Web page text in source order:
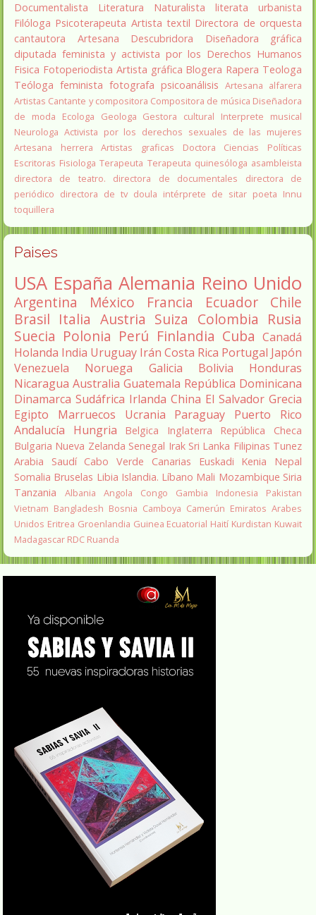
Documentalista
Literatura Naturalista literata
urbanista
Filóloga Psicoterapeuta Artista textil Directora de orquesta
cantautora
Artesana Descubridora
Diseñadora gráfica
diputada feminista y activista por los Derechos Humanos
Fisica Fotoperiodista Artista gráfica Blogera Rapera Teologa
Teóloga feminista fotografa psicoanálisis Artesana alfarera
Artistas Cantante y compositora Compositora de música Diseñadora
de moda
Ecologa Geologa Gestora cultural
Interprete musical
Neurologa Activista por los derechos sexuales de las mujeres
Artesana herrera
Artistas graficas
Doctora Ciencias Políticas
Escritoras Fisiologa Terapeuta Terapeuta quinesóloga asambleista
directora de teatro.
directora de documentales
directora de
periódico directora de tv doula intérprete de sitar poeta Innu
toquillera
Paises
USA España Alemania Reino Unido
Argentina México Francia Ecuador
Chile
Brasil Italia Austria Suiza Colombia Rusia
Suecia Polonia Perú Finlandia Cuba Canadá
Holanda India Uruguay Irán Costa Rica Portugal Japón
Venezuela
Noruega Galicia Bolivia
Honduras
Nicaragua Australia Guatemala República Dominicana
Dinamarca Sudáfrica Irlanda China El Salvador Grecia
Egipto
Marruecos Ucrania Paraguay
Puerto Rico
Andalucía
Hungria Belgica Inglaterra
República Checa
Bulgaria Nueva Zelanda Senegal Irak Sri Lanka Filipinas Tunez
Arabia Saudí Cabo Verde Canarias Euskadi Kenia
Nepal
Somalia Bruselas Libia Islandia. Líbano Mali Mozambique Siria
Tanzania
Albania Angola Congo Gambia Indonesia
Pakistan
Vietnam Bangladesh Bosnia Camboya Camerún Emiratos Arabes
Unidos Eritrea Groenlandia Guinea Ecuatorial Haití Kurdistan Kuwait
Madagascar RDC Ruanda